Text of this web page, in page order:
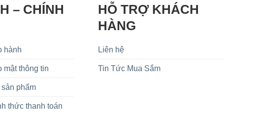
– CHÍNH
hành
mật thông tin
phẩm
thức thanh toán
HỖ TRỢ KHÁCH
HÀNG
Liên hệ
Tin Tức Mua Sắm